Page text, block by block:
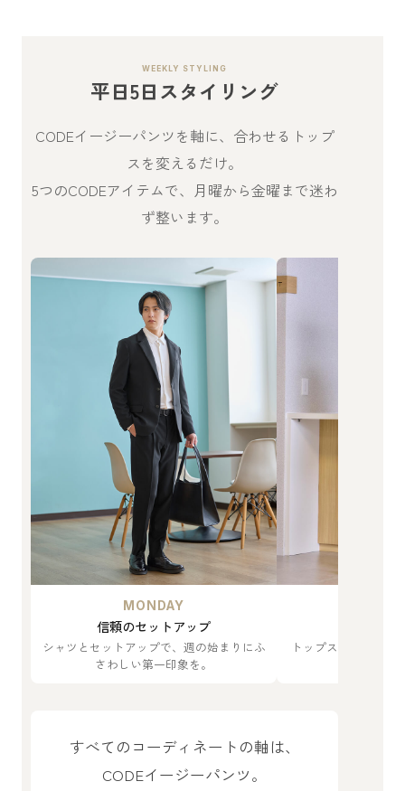
WEEKLY STYLING
平日5日スタイリング
CODEイージーパンツを軸に、合わせるトップ
スを変えるだけ。
5つのCODEアイテムで、月曜から金曜まで迷わ
ず整います。
MONDAY
信頼のセットアップ
シャツとセットアップで、週の始まりにふ
さわしい第一印象を。
トップスをTシャツ
すべてのコーディネートの軸は、
CODEイージーパンツ。